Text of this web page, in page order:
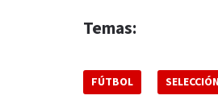
Temas:
FÚTBOL